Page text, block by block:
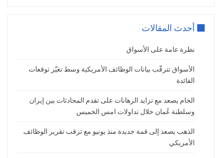
ولامست عقود النفط أدنى أسعارها منذ فبراير عام
كورونا.
ترقّب محضر اجتماع الفيدرالي
الجمركية
بالأسواق المالية وحيرة بين الاقتصاديين والمتداولين
أحدث المقالات
نظرة عامة على الأسواق
الأسواق تترقّب بيانات الوظائف الأمريكية وسط تغيّر توقعات
الفائدة
الخام يصعد مع تزايد الرهانات على تقدم المحادثات بين إيران
وسلطنة عُمان خلال تداولات امس الخميس
الذهب يصعد إلى قمة جديدة منذ يونيو مع ترقب تقرير الوظائف
الأمريكي